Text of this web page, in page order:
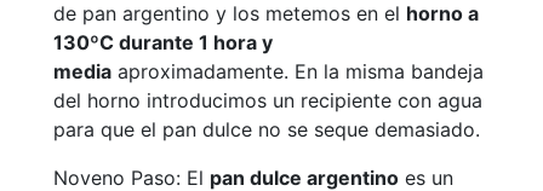
de pan argentino y los metemos en el horno a
130ºC durante 1 hora y
media aproximadamente. En la misma bandeja
del horno introducimos un recipiente con agua
para que el pan dulce no se seque demasiado.
Noveno Paso: El pan dulce argentino es un